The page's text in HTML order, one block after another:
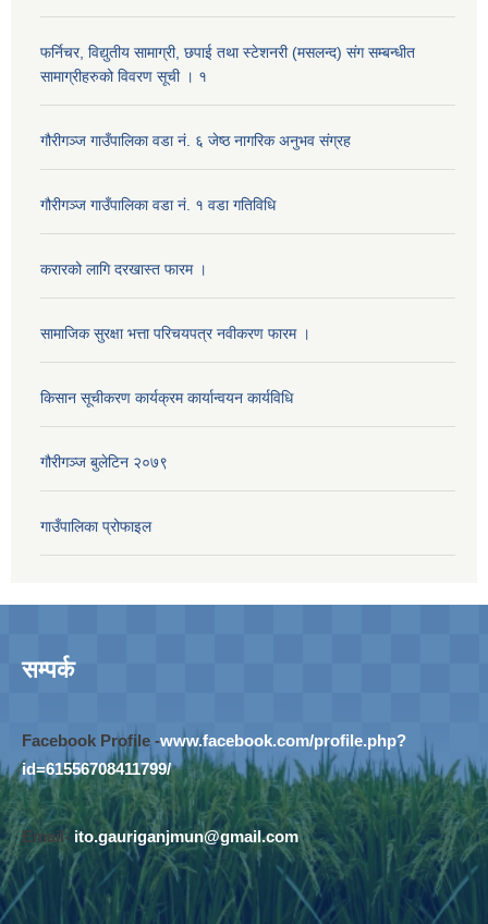
फर्निचर, विद्युतीय सामाग्री, छपाई तथा स्टेशनरी (मसलन्द) संग सम्बन्धीत
सामाग्रीहरुको विवरण सूची । १
गौरीगञ्‍ज गाउँपालिका वडा नं. ६ जेष्ठ नागरिक अनुभव संग्रह
गौरीगञ्‍ज गाउँपालिका वडा नं. १ वडा गतिविधि
करारको लागि दरखास्त फारम ।
सामाजिक सुरक्षा भत्ता परिचयपत्र नवीकरण फारम ।
किसान सूचीकरण कार्यक्रम कार्यान्वयन कार्यविधि
गौरीगञ्‍ज बुलेटिन २०७९
गाउँपालिका प्रोफाइल
सम्पर्क
Facebook Profile -www.facebook.com/profile.php?
id=61556708411799/
Email- ito.gauriganjmun@gmail.com